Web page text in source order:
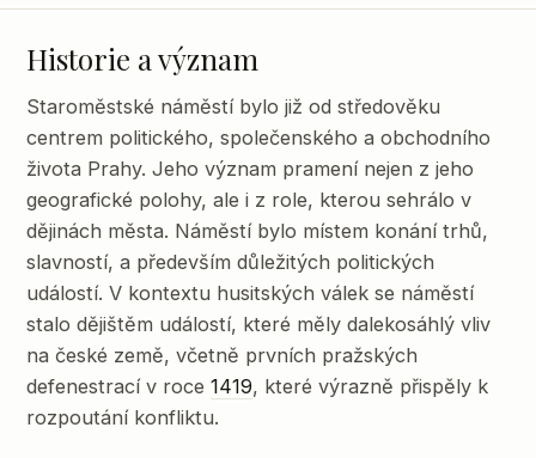
Historie a význam
Staroměstské náměstí bylo již od středověku
centrem politického, společenského a obchodního
života Prahy. Jeho význam pramení nejen z jeho
geografické polohy, ale i z role, kterou sehrálo v
dějinách města. Náměstí bylo místem konání trhů,
slavností, a především důležitých politických
událostí. V kontextu husitských válek se náměstí
stalo dějištěm událostí, které měly dalekosáhlý vliv
na české země, včetně prvních pražských
defenestrací v roce1419, které výrazně přispěly k
rozpoutání konfliktu.